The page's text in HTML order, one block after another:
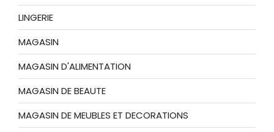
LINGERIE
MAGASIN
MAGASIN D'ALIMENTATION
MAGASIN DE BEAUTE
MAGASIN DE MEUBLES ET DECORATIONS